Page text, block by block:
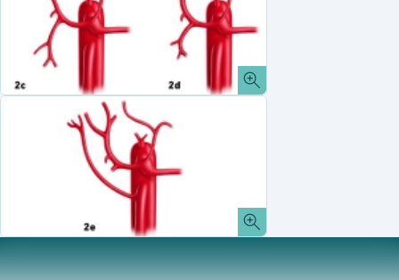
Sistema Biliar